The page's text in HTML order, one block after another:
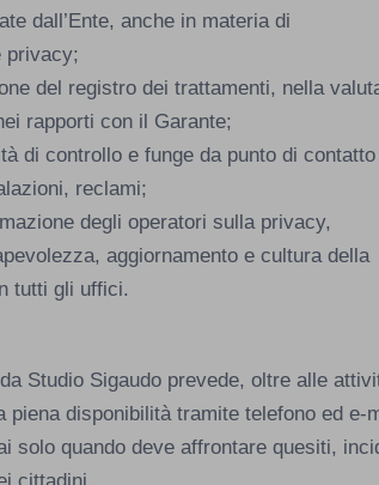
dall’Ente, anche in materia di
privacy;
del registro dei trattamenti, nella
rapporti con il Garante;
di controllo e funge da punto di
reclami;
degli operatori sulla privacy,
aggiornamento e cultura della
tutti gli uffici.
Studio Sigaudo prevede, oltre alle
piena disponibilità tramite telefono ed e-
solo quando deve affrontare quesiti,